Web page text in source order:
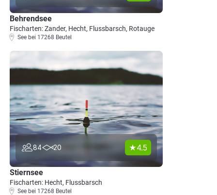
Behrendsee
Fischarten: Zander, Hecht, Flussbarsch, Rotauge
See bei 17268 Beutel
84 20 4.5
Stiernsee
Fischarten: Hecht, Flussbarsch
See bei 17268 Beutel